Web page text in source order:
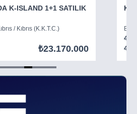
K-ISLAND 1+1 SATILIK
/ Kıbrıs (K.K.T.C.)
₺23.170.000
45
403